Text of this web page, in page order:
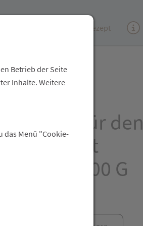
(e)Rezept
für den
mit
Pulver 400 G
Betrieb der Seite
Inhalte. Weitere
das Menü "Cookie-